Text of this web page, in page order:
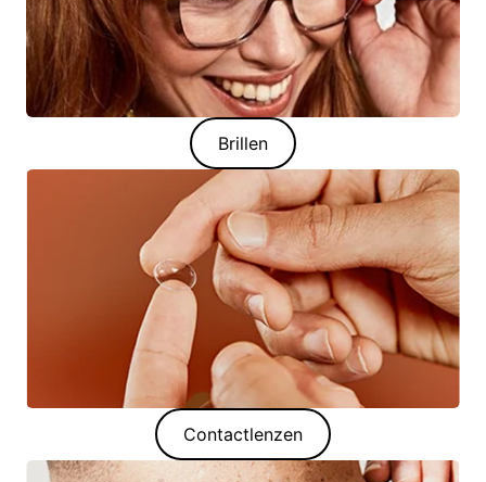
Brillen
Contactlenzen